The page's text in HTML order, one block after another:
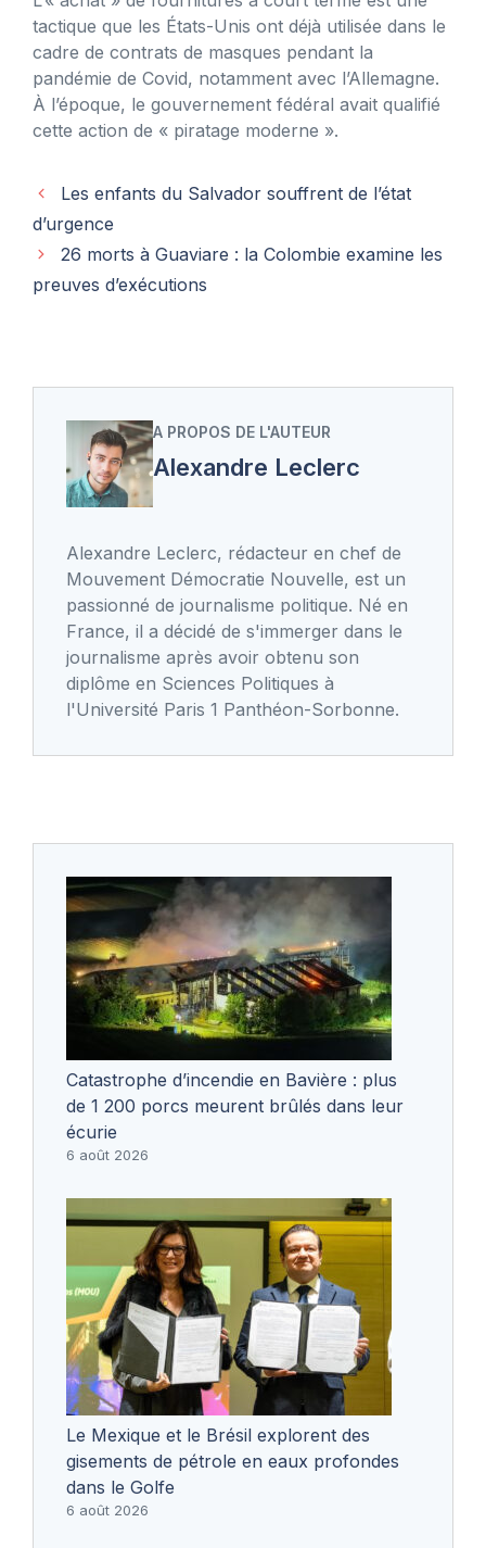
tactique que les États-Unis ont déjà utilisée dans le
cadre de contrats de masques pendant la
pandémie de Covid, notamment avec l’Allemagne.
À l’époque, le gouvernement fédéral avait qualifié
cette action de « piratage moderne ».
Les enfants du Salvador souffrent de l’état
d’urgence
26 morts à Guaviare : la Colombie examine les
preuves d’exécutions
A PROPOS DE L'AUTEUR
Alexandre Leclerc
Alexandre Leclerc, rédacteur en chef de
Mouvement Démocratie Nouvelle, est un
passionné de journalisme politique. Né en
France, il a décidé de s'immerger dans le
journalisme après avoir obtenu son
diplôme en Sciences Politiques à
l'Université Paris 1 Panthéon-Sorbonne.
Catastrophe d’incendie en Bavière : plus
de 1 200 porcs meurent brûlés dans leur
écurie
6 août 2026
Le Mexique et le Brésil explorent des
gisements de pétrole en eaux profondes
dans le Golfe
6 août 2026